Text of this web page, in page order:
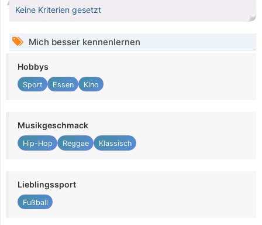
Keine Kriterien gesetzt
Mich besser kennenlernen
Hobbys
Sport Essen Kino
Musikgeschmack
Hip-Hop Reggae Klassisch
Lieblingssport
Fußball